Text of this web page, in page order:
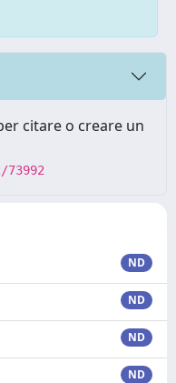
citare o creare un
ND
ND
ND
ND